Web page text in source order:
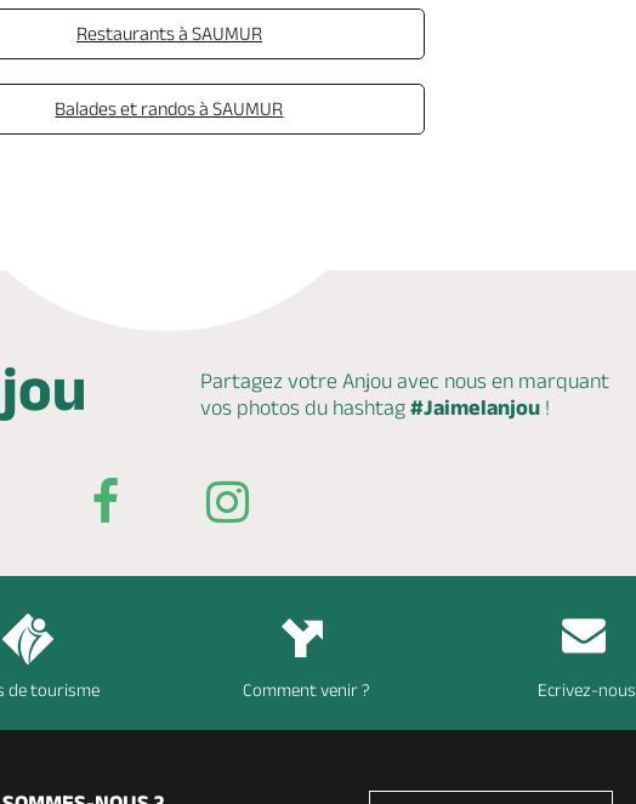
Restaurants à SAUMUR
Balades et randos à SAUMUR
Partagez votre Anjou avec nous en marquant
vos photos du hashtag #Jaimelanjou !
de tourisme Comment venir ? Ecrivez-nous